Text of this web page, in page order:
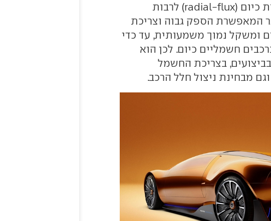
כיום (radial-flux) לרבות
המאפשרת הספק גבוה וצריכת
ומשקל נמוך משמעותית, עד כדי
חשמליים כיום. לכן הוא
בצריכת החשמל
מבחינת ניצול חלל הרכב.